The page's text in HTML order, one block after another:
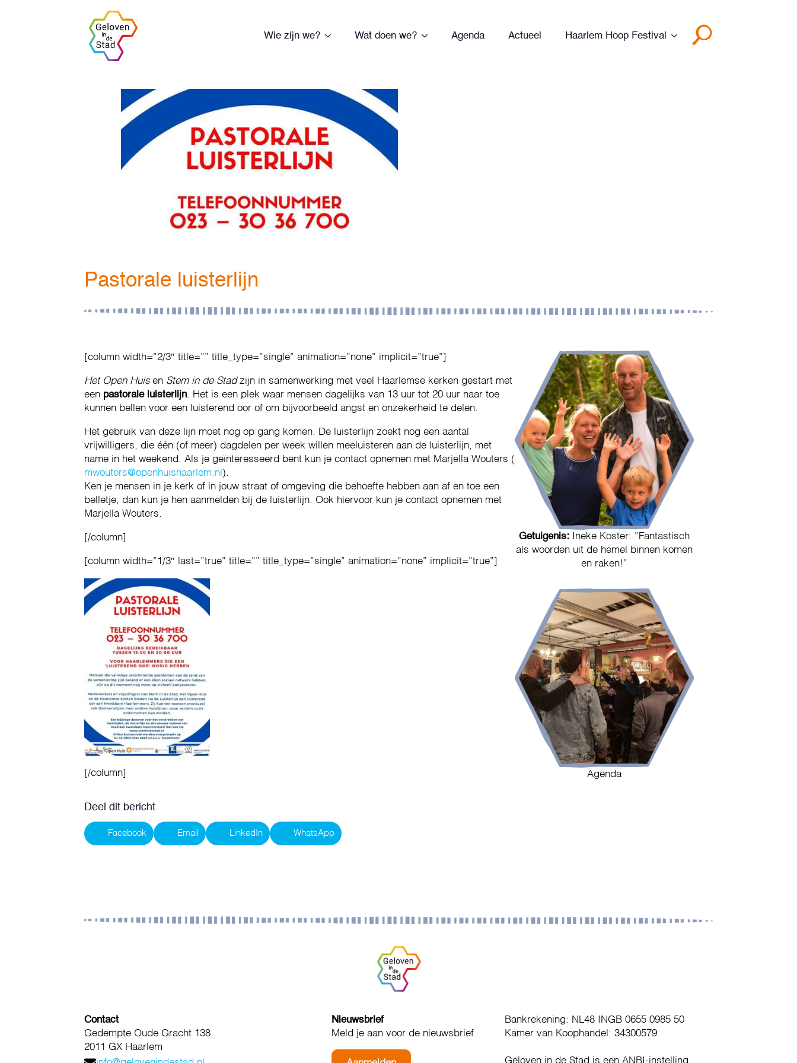
Wie zijn we? Wat doen we? Agenda Actueel Haarlem Hoop Festival
Pastorale luisterlijn
[column width=”2/3″ title=”” title_type=”single” animation=”none” implicit=”true”]
Het Open Huisen Stem in de Stadzijn in samenwerking met veel Haarlemse kerken gestart met
een pastorale luisterlijn. Het is een plek waar mensen dagelijks van 13 uur tot 20 uur naar toe
kunnen bellen voor een luisterend oor of om bijvoorbeeld angst en onzekerheid te delen.
Het gebruik van deze lijn moet nog op gang komen. De luisterlijn zoekt nog een aantal
vrijwilligers, die één (of meer) dagdelen per week willen meeluisteren aan de luisterlijn, met
name in het weekend. Als je geïnteresseerd bent kun je contact opnemen met Marjella Wouters (
mwouters@openhuishaarlem.nl ).
Ken je mensen in je kerk of in jouw straat of omgeving die behoefte hebben aan af en toe een
belletje, dan kun je hen aanmelden bij de luisterlijn. Ook hiervoor kun je contact opnemen met
Marjella Wouters.
[/column]
[column width=”1/3″ last=”true” title=”” title_type=”single” animation=”none” implicit=”true”]
[/column]
Getuigenis:
Ineke Koster: ”Fantastisch
als woorden uit de hemel binnen komen
en raken!”
Agenda
Deel dit bericht
Facebook Email LinkedIn WhatsApp
Contact
Gedempte Oude Gracht 138
2011 GX Haarlem
Nieuwsbrief
Meld je aan voor de nieuwsbrief.
Bankrekening: NL48 INGB 0655 0985 50
Kamer van Koophandel: 34300579